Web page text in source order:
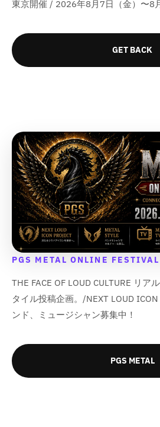
量
減
す
;
量
増
す
;
量
減
ら
す
;
東京開催 / 2026年8月7日（金）〜8
GET BACK
PGS METAL ONLINE
THE FACE OF LOUD CULTURE リア
タイル投稿企画。/NEXT LOUD
ンド、ミュージシャン募集中！
PGS METAL